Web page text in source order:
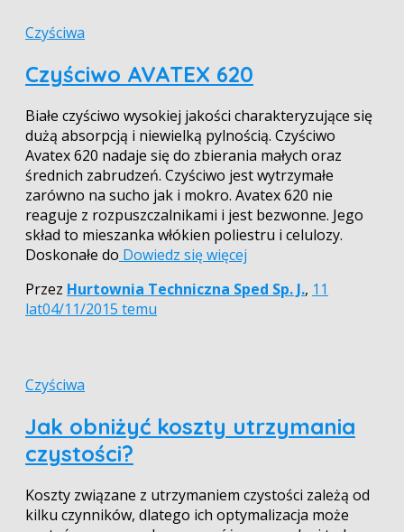
Czyściwa
Czyściwo AVATEX 620
Białe czyściwo wysokiej jakości charakteryzujące się
dużą absorpcją i niewielką pylnością. Czyściwo
Avatex 620 nadaje się do zbierania małych oraz
średnich zabrudzeń. Czyściwo jest wytrzymałe
zarówno na sucho jak i mokro. Avatex 620 nie
reaguje z rozpuszczalnikami i jest bezwonne. Jego
skład to mieszanka włókien poliestru i celulozy.
Doskonałe do Dowiedz się więcej
Przez Hurtownia Techniczna Sped Sp. J., 11
lat04/11/2015 temu
Czyściwa
Jak obniżyć koszty utrzymania
czystości?
Koszty związane z utrzymaniem czystości zależą od
kilku czynników, dlatego ich optymalizacja może